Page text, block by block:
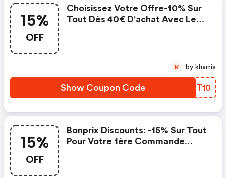
15%
OFF
Choisissez Votre Offre-10% Sur
Tout Dès 40€ D'achat Avec Le
Show Coupon Code XWQT10
K by kharris
15%
OFF
Bonprix Discounts: -15% Sur Tout
Pour Votre 1ère Commande